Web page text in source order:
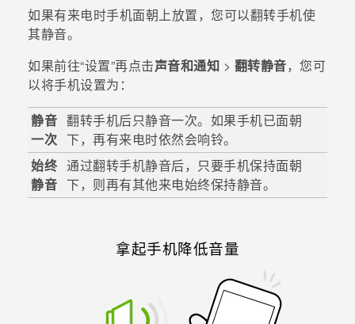
如果有来电时手机面朝上放置，您可以翻转手机使
其静音。
如果前往​“‍设置”再点击声音和通知 > 翻转静音，您可
以将手机设置为：
静音
一次
翻转手机后只静音一次。如果手机已面朝
下，再有来电时依然会响铃。
始终
静音
通过翻转手机静音后，只要手机保持面朝
下，则再有其他来电始终保持静音。
拿起手机降低音量